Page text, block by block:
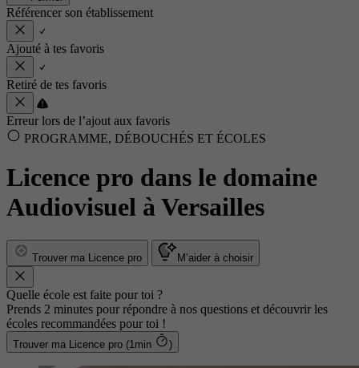
Référencer son établissement
Ajouté à tes favoris
Retiré de tes favoris
Erreur lors de l’ajout aux favoris
PROGRAMME, DÉBOUCHÉS ET ÉCOLES
Licence pro dans le domaine
Audiovisuel à Versailles
Trouver ma Licence pro M’aider à choisir
Quelle école est faite pour toi ?
Prends 2 minutes pour répondre à nos questions et découvrir les
écoles recommandées pour toi !
Trouver ma Licence pro (1min )